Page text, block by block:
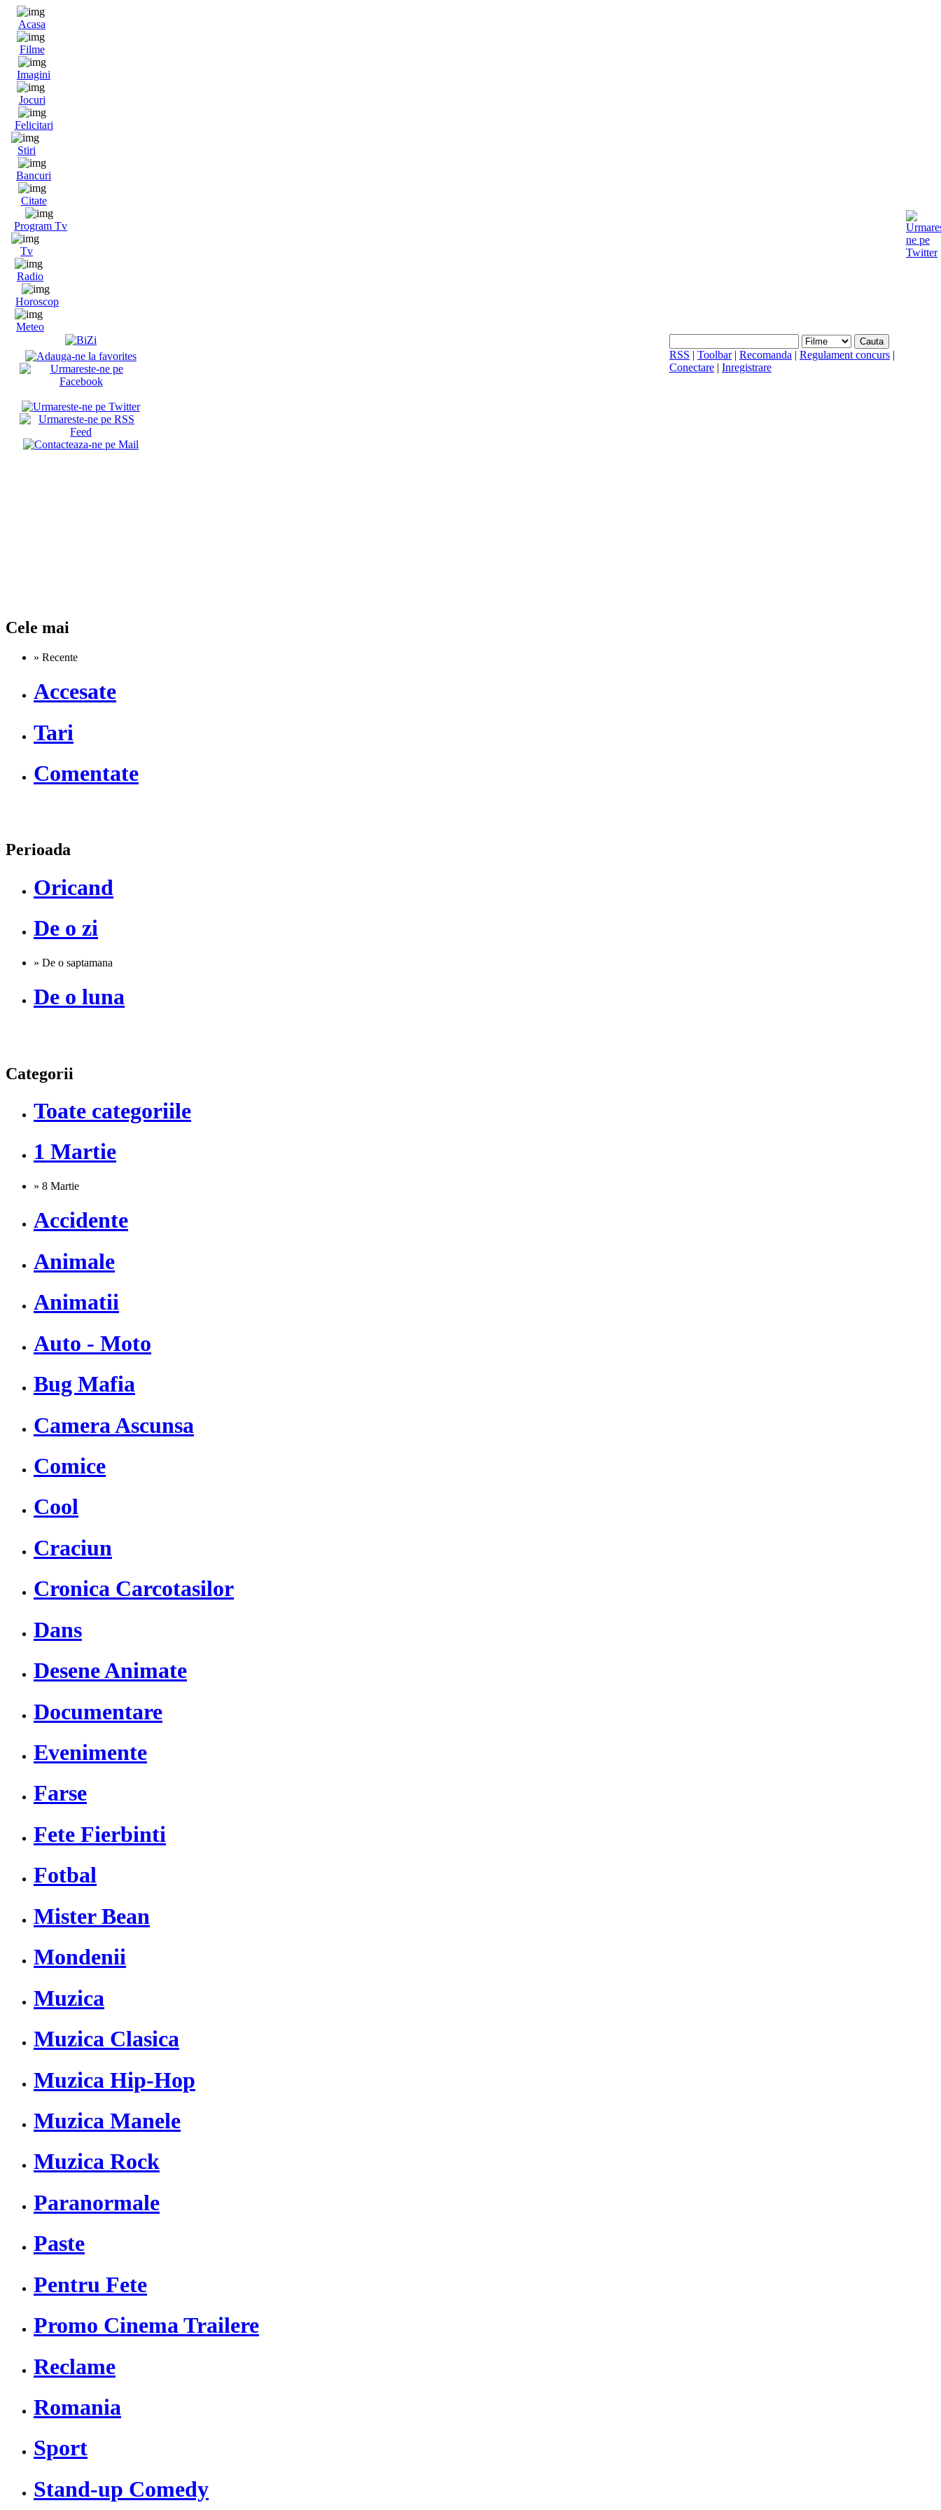
Acasa
Filme
Imagini
Jocuri
Felicitari
Stiri
Bancuri
Citate
Program Tv
Tv
Radio
Horoscop
Meteo
RSS | Toolbar| Recomanda | Regulament concurs |
Conectare | Inregistrare
Cele mai
» Recente
Accesate
Tari
Comentate
Perioada
Oricand
De o zi
» De o saptamana
De o luna
Categorii
Toate categoriile
1 Martie
» 8 Martie
Accidente
Animale
Animatii
Auto - Moto
Bug Mafia
Camera Ascunsa
Comice
Cool
Craciun
Cronica Carcotasilor
Dans
Desene Animate
Documentare
Evenimente
Farse
Fete Fierbinti
Fotbal
Mister Bean
Mondenii
Muzica
Muzica Clasica
Muzica Hip-Hop
Muzica Manele
Muzica Rock
Paranormale
Paste
Pentru Fete
Promo Cinema Trailere
Reclame
Romania
Sport
Stand-up Comedy